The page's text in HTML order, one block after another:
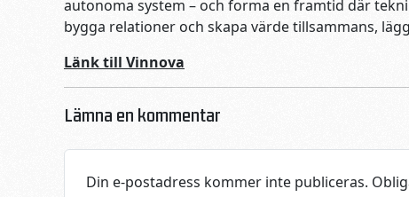
autonoma system – och forma en framtid där
bygga relationer och skapa värde tillsammans,
Länk till Vinnova
Lämna en kommentar
Din e-postadress kommer inte publiceras.